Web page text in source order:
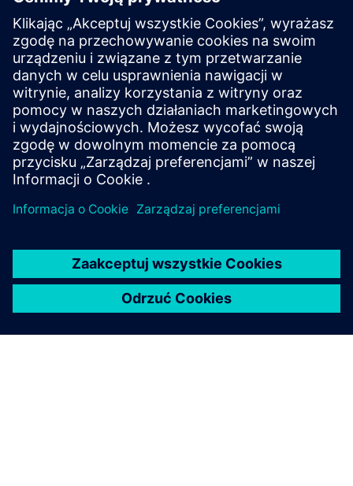
The Backbone of Digital Factory
Integration_BFC Gateway
The Siemens BFC Gateway enables seamless integration
between OT and IT systems, providing real-time data
connectivity, protocol conversion, and secure
communication for smart factory environments.
Dowiedz się więcej